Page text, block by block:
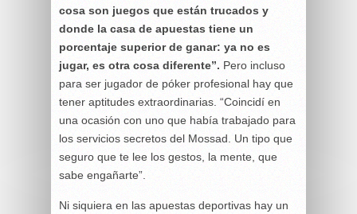
cosa son juegos que están trucados y
donde la casa de apuestas tiene un
porcentaje superior de ganar: ya no es
jugar, es otra cosa diferente”. Pero incluso
para ser jugador de póker profesional hay que
tener aptitudes extraordinarias. “Coincidí en
una ocasión con uno que había trabajado para
los servicios secretos del Mossad. Un tipo que
seguro que te lee los gestos, la mente, que
sabe engañarte”.
Ni siquiera en las apuestas deportivas hay un